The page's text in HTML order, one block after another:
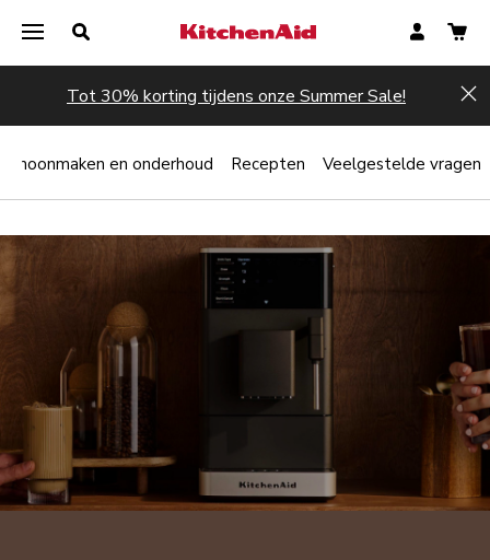
Tot 30% korting tijdens onze Summer Sale!
Nu registreren
Nu registreren
Schoonmaken en onderhoud Recepten Veelgestelde vragen